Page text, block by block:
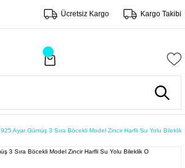
Ücretsiz Kargo Kargo Takibi
925 Ayar Gümüş 3 Sıra Böcekli Model Zincir Harfli Su Yolu Bileklik